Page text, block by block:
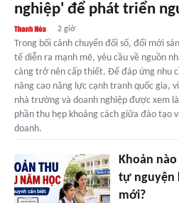
nghiệp' để phát triển
2 giờ
Trong bối cảnh chuyển đổi số, đổi mới
tế diễn ra mạnh mẽ, yêu cầu về nguồn
càng trở nên cấp thiết. Để đáp ứng nhu
nâng cao năng lực cạnh tranh quốc gia,
nhà trường và doanh nghiệp được xem
phần thu hẹp khoảng cách giữa đào tạo
doanh.
Khoản
tự nguyện
mới?